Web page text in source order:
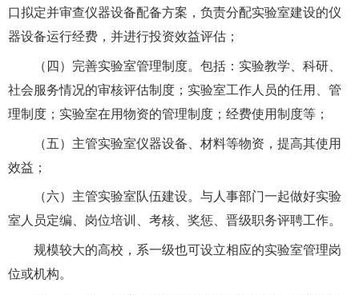
口拟定并审查仪器设备配备方案，负责分配实验室建设的仪
器设备运行经费，并进行投资效益评估；
（四）完善实验室管理制度。包括：实验教学、科研、
社会服务情况的审核评估制度；实验室工作人员的任用、管
理制度；实验室在用物资的管理制度；经费使用制度等；
（五）主管实验室仪器设备、材料等物资，提高其使用
效益；
（六）主管实验室队伍建设。与人事部门一起做好实验
室人员定编、岗位培训、考核、奖惩、晋级职务评聘工作。
规模较大的高校，系一级也可设立相应的实验室管理岗
位或机构。